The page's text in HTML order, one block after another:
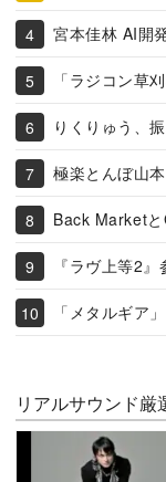
宮本佳林 AI開
「ラジコン草
りくりゅう、
極楽とんぼ山
Back Market
『ラヴ上等2
「メタルギア
リアルサウンド厳